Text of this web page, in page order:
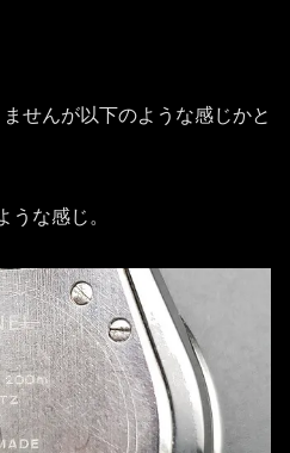
せんが以下のような感じかと
うな感じ。